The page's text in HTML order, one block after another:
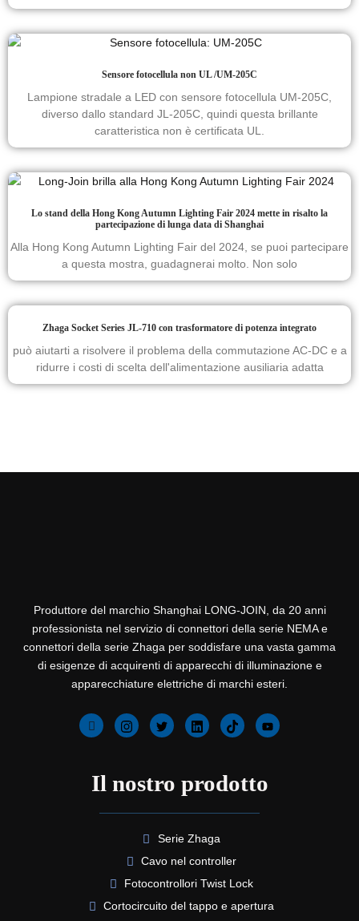
Sensore fotocellula non UL /UM-205C
Lampione stradale a LED con sensore fotocellula UM-205C,
diverso dallo standard JL-205C, quindi questa brillante
caratteristica non è certificata UL.
Lo stand della Hong Kong Autumn Lighting Fair 2024 mette in risalto la
partecipazione di lunga data di Shanghai
Alla Hong Kong Autumn Lighting Fair del 2024, se puoi partecipare
a questa mostra, guadagnerai molto. Non solo
Zhaga Socket Series JL-710 con trasformatore di potenza integrato
può aiutarti a risolvere il problema della commutazione AC-DC e a
ridurre i costi di scelta dell'alimentazione ausiliaria adatta
Produttore del marchio Shanghai LONG-JOIN, da 20 anni
professionista nel servizio di connettori della serie NEMA e
connettori della serie Zhaga per soddisfare una vasta gamma
di esigenze di acquirenti di apparecchi di illuminazione e
apparecchiature elettriche di marchi esteri.
Il nostro prodotto
Serie Zhaga
Cavo nel controller
Fotocontrollori Twist Lock
Cortocircuito del tappo e apertura